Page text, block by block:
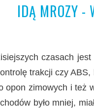
IDĄ MROZY -
czasach
trakcji czy
opon zimowych i też
było mniej,